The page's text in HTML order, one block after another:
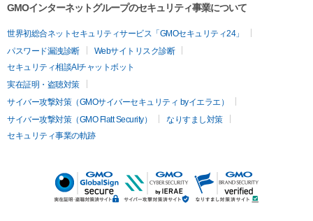
GMOインターネットグループのセキュリティ事業について
世界初総合ネットセキュリティサービス「GMOセキュリティ24」
パスワード漏洩診断
Webサイトリスク診断
セキュリティ相談AIチャットボット
実在証明・盗聴対策
サイバー攻撃対策（GMOサイバーセキュリティ byイエラエ）
サイバー攻撃対策（GMO Flatt Security）
なりすまし対策
セキュリティ事業の軌跡